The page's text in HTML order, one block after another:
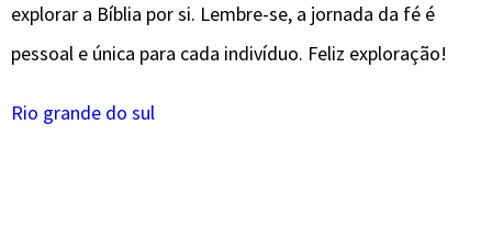
explorar a Bíblia por si. Lembre-se, a jornada da fé é
pessoal e única para cada indivíduo. Feliz exploração!
Rio grande do sul